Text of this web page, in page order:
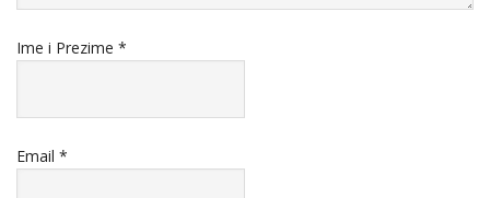
Ime i Prezime *
Email *